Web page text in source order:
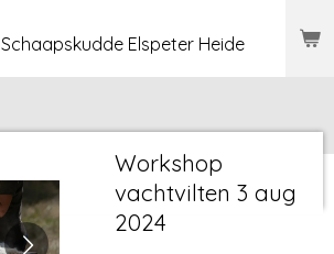
Schaapskudde Elspeter Heide
Workshop
vachtvilten 3 aug
2024